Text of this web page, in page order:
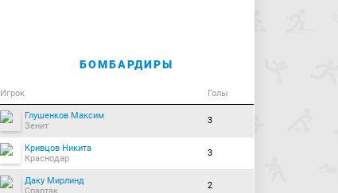
БОМБАРДИРЫ
Игрок Голы
Глушенков Максим
Зенит
3
Кривцов Никита
Краснодар
3
Даку Мирлинд
2